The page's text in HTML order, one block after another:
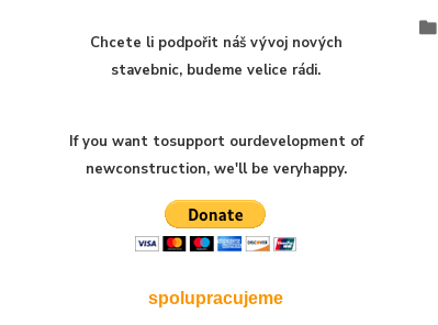
Chcete li podpořit náš vývoj nových
stavebnic, budeme velice rádi.
If you want tosupport ourdevelopment of
newconstruction, we'll be veryhappy.
spolupracujeme